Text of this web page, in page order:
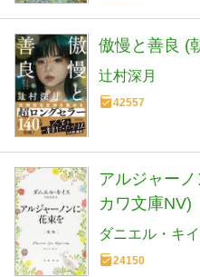
傲慢と善良 (
辻村深月
42557
アルジャー
カワ文庫NV)
ダニエル・キ
24150